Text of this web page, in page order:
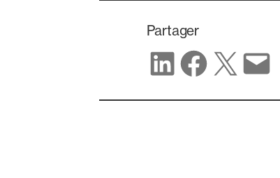
Partager
Partager sur LinkedIn
Partager sur Facebook
Partager sur X Partager par e-mail